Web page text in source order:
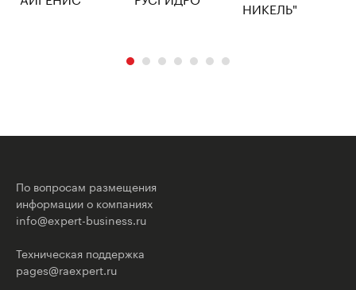
По вопросам размещения
информации о компаниях
info@expert-business.ru
Техническая поддержка
pages@raexpert.ru